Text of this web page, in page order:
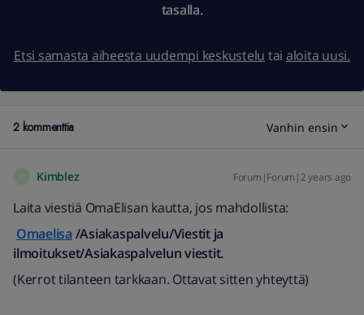
tasalla.
Etsi samasta aiheesta uudempi keskustelu tai aloita uusi.
2 kommenttia Vanhin ensin
Kimblez Forum|Forum|2 years ago
Laita viestiä OmaElisan kautta, jos mahdollista:
Omaelisa /Asiakaspalvelu/Viestit ja
ilmoitukset/Asiakaspalvelun viestit.
(Kerrot tilanteen tarkkaan. Ottavat sitten yhteyttä)